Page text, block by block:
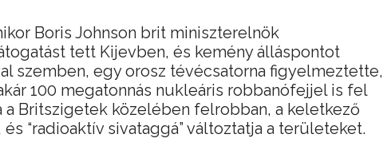
Boris Johnson brit miniszterelnök
tett Kijevben, és kemény álláspontot
szemben, egy orosz tévécsatorna figyelmeztette,
100 megatonnás nukleáris robbanófejjel is fel
a Britszigetek közelében felrobban, a keletkező
“radioaktív sivataggá” változtatja a területeket.